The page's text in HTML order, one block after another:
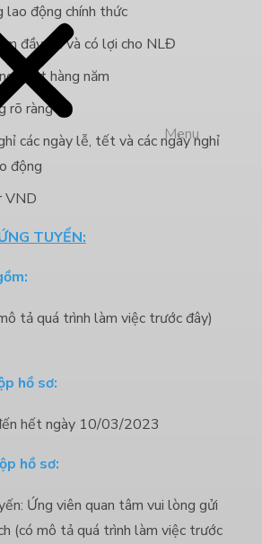
Menu
động chính thức
đầy đủ và có lợi cho NLĐ
quát hàng năm
rõ ràng
các ngày lễ, tết và các ngày nghỉ
động
VND
TUYỂN:
tả quá trình làm việc trước đây)
hồ sơ:
hết ngày 10/03/2023
hồ sơ:
Ứng viên quan tâm vui lòng gửi
(có mô tả quá trình làm việc trước